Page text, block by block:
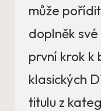
může
doplněk
první krok k
klasických
titulu z